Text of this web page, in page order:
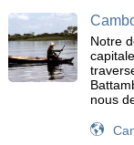
Notre
nous